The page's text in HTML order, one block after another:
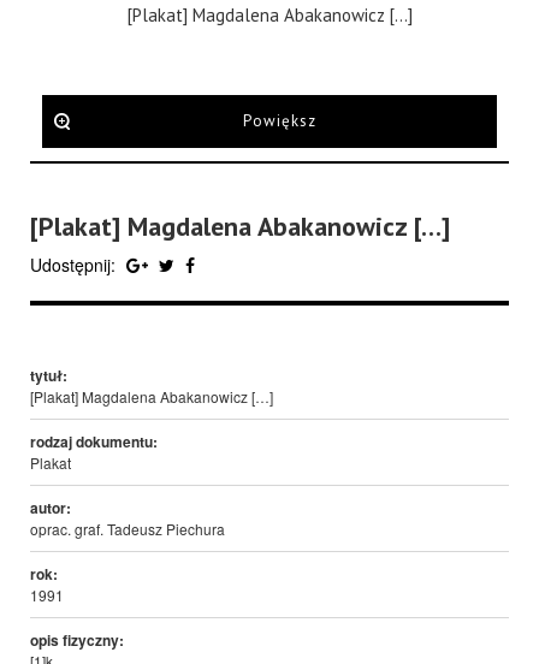
[Plakat] Magdalena Abakanowicz […]
Powiększ
[Plakat] Magdalena Abakanowicz […]
Udostępnij:
tytuł:
[Plakat] Magdalena Abakanowicz […]
rodzaj dokumentu:
Plakat
autor:
oprac. graf. Tadeusz Piechura
rok:
1991
opis fizyczny: